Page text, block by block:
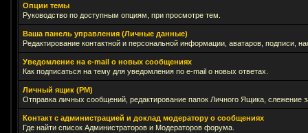
Опции темы
Руководство по доступным опциям, при просмотре тем.
Ваша панель управления (Личные данные)
Редактирование контактной и персональной информации, аватаров, подписи,
Уведомление на e-mail о новых сообщениях
Как подписаться на тему для уведомления по e-mail о новых ответах.
Личный ящик (PM)
Отправка личных сообщений, редактирование папок Личного Ящика,
Контакт с администрацией и доклад модератору о сообщениях
Где найти список Администраторов и Модераторов форума.